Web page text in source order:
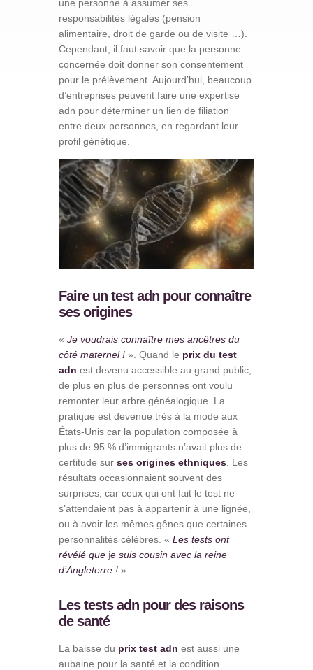
une personne à assumer ses
responsabilités légales (pension
alimentaire, droit de garde ou de visite …).
Cependant, il faut savoir que la personne
concernée doit donner son consentement
pour le prélèvement. Aujourd’hui, beaucoup
d’entreprises peuvent faire une expertise
adn pour déterminer un lien de filiation
entre deux personnes, en regardant leur
profil génétique.
Faire un test adn pour connaître
ses origines
« Je voudrais connaître mes ancêtres du
côté maternel ! ». Quand le prix du test
adn est devenu accessible au grand public,
de plus en plus de personnes ont voulu
remonter leur arbre généalogique. La
pratique est devenue très à la mode aux
États-Unis car la population composée à
plus de 95 % d’immigrants n’avait plus de
certitude sur ses origines ethniques. Les
résultats occasionnaient souvent des
surprises, car ceux qui ont fait le test ne
s’attendaient pas à appartenir à une lignée,
ou à avoir les mêmes gênes que certaines
personnalités célèbres. « Les tests ont
révélé que je suis cousin avec la reine
d’Angleterre ! »
Les tests adn pour des raisons
de santé
La baisse du prix test adn est aussi une
aubaine pour la santé et la condition